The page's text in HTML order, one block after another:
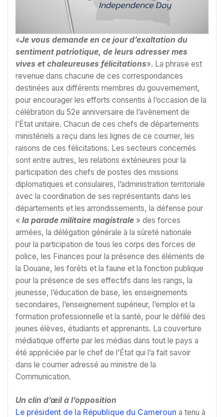
«Je vous demande en ce jour d’exaltation du
sentiment patriotique, de leurs adresser mes
vives et chaleureuses félicitations». La phrase est
revenue dans chacune de ces correspondances
destinées aux différents membres du gouvernement,
pour encourager les efforts consentis à l’occasion de la
célébration du 52e anniversaire de l’avènement de
l’État unitaire. Chacun de ces chefs de départements
ministériels a reçu dans les lignes de ce courrier, les
raisons de ces félicitations. Les secteurs concernés
sont entre autres, les relations extérieures pour la
participation des chefs de postes des missions
diplomatiques et consulaires, l’administration territoriale
avec la coordination de ses représentants dans les
départements et les arrondissements, la défense pour
« la parade militaire magistrale » des forces
armées, la délégation générale à la sûreté nationale
pour la participation de tous les corps des forces de
police, les Finances pour la présence des éléments de
la Douane, les forêts et la faune et la fonction publique
pour la présence de ses effectifs dans les rangs, la
jeunesse, l’éducation de base, les enseignements
secondaires, l’enseignement supérieur, l’emploi et la
formation professionnelle et la santé, pour le défilé des
jeunes élèves, étudiants et apprenants. La couverture
médiatique offerte par les médias dans tout le pays a
été appréciée par le chef de l’État qui l’a fait savoir
dans le courrier adressé au ministre de la
Communication.
Un clin d’œil à l’opposition
Le président de la République du Cameroun a tenu à